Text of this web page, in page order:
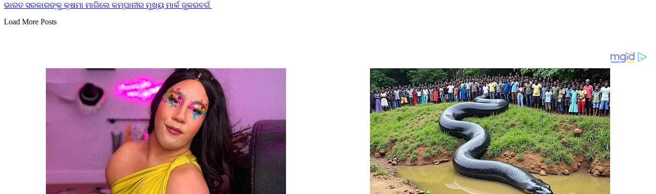
ଭାରତ ସରକାରଙ୍କୁ କ୍ଷମା ମାଗିଲେ କମ୍ପାନୀର ମୁଖ୍ୟ ମାର୍କ ଜୁକରବର୍ଗ
Load More Posts